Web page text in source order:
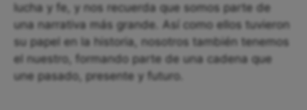
lucha y fe, y nos recuerda que somos parte de
una narrativa más grande. Así como ellos tuvieron
su papel en la historia, nosotros también tenemos
el nuestro, formando parte de una cadena que
une pasado, presente y futuro.